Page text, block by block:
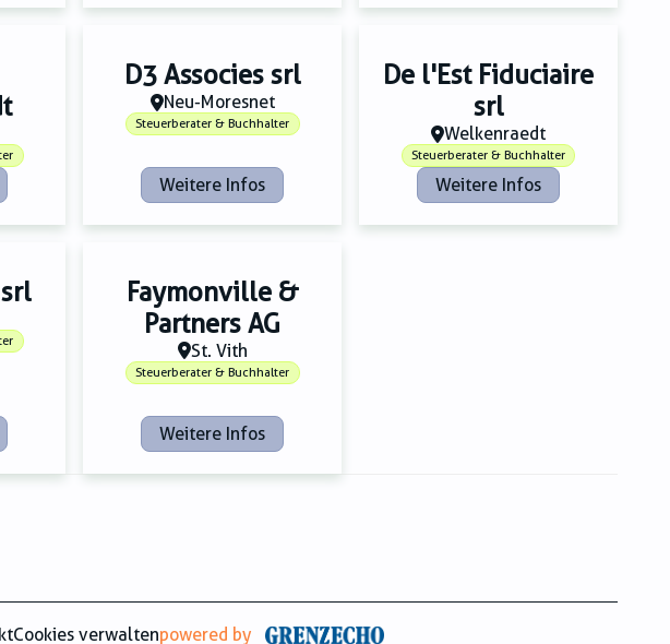
D3 Associes srl
Neu-Moresnet
Steuerberater & Buchhalter
Weitere Infos
De l'Est Fiduciaire
srl
Welkenraedt
Steuerberater & Buchhalter
Weitere Infos
srl
Faymonville &
Partners AG
St. Vith
Steuerberater & Buchhalter
Weitere Infos
Cookies verwaltenpowered by